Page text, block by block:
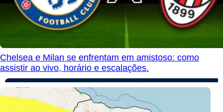
Chelsea e Milan se enfrentam em amistoso: como
assistir ao vivo, horário e escalações.